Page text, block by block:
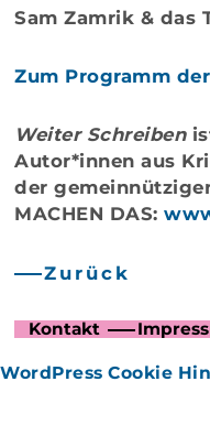
Sam Zamrik & das
Zum Programm
Weiter Schreiben
Autor*innen aus
der
MACHEN DAS:
Zurück
Kontakt
WordPress Cookie